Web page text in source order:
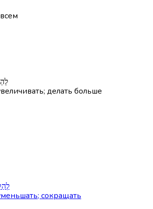
делать больше
сокращать